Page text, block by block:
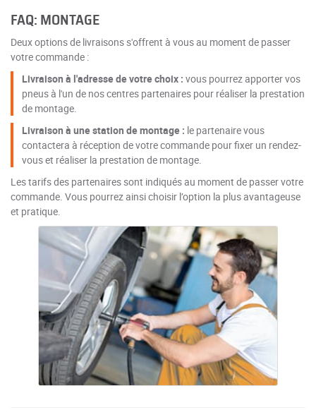
FAQ: MONTAGE
Deux options de livraisons s'offrent à vous au moment de passer
votre commande :
Livraison à l'adresse de votre choix : vous pourrez apporter vos
pneus à l'un de nos centres partenaires pour réaliser la prestation
de montage.
Livraison à une station de montage : le partenaire vous
contactera à réception de votre commande pour fixer un rendez-
vous et réaliser la prestation de montage.
Les tarifs des partenaires sont indiqués au moment de passer votre
commande. Vous pourrez ainsi choisir l’option la plus avantageuse
et pratique.